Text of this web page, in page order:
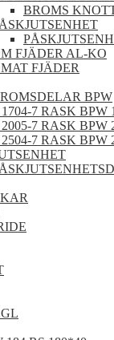
BROMS
FJÄDER AL-KO
FJÄDER
BPW
1704-7 RASK BPW
2005-7 RASK BPW
2504-7 RASK BPW